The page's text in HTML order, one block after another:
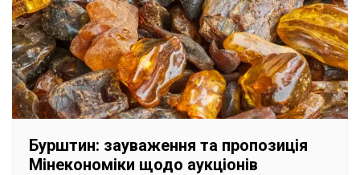
Бурштин: зауваження та пропозиція
Мінекономіки щодо аукціонів